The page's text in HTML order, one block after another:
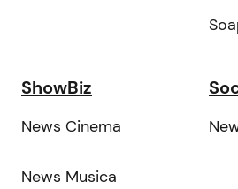
ShowBiz
News Cinema
News Musica